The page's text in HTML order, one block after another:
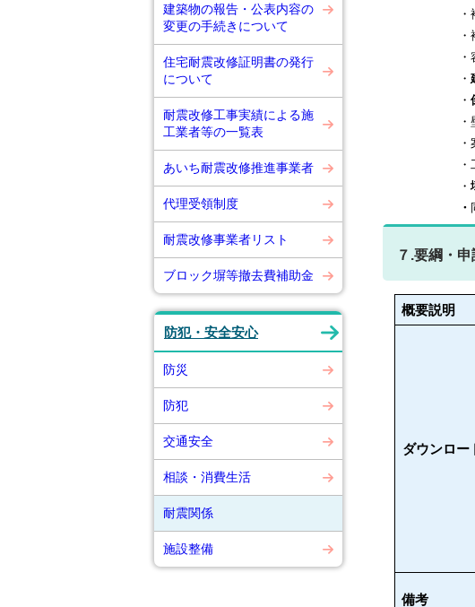
建築物の報告・公表内容の
変更の手続きについて
住宅耐震改修証明書の発行
について
耐震改修工事実績による施
工業者等の一覧表
あいち耐震改修推進事業者
代理受領制度
耐震改修事業者リスト
ブロック塀等撤去費補助金
防犯・安全安心
防災
防犯
交通安全
相談・消費生活
耐震関係
施設整備
・
・
・
・
・
・
・
・
・
７.要綱・
概要説明
ダウンロー
備考